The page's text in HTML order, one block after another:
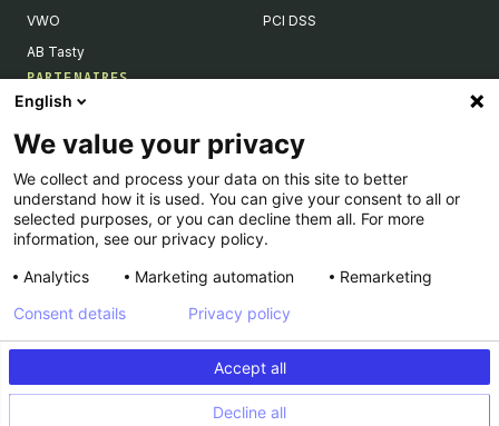
VWO
AB Tasty
PARTENAIRES
Devenir partenaires
Liste de nos intégrations
Agences Partenaires
PCI DSS
© Kameleoon — 2026 All rights Reserved
Privacy policy
English
We value your privacy
We collect and process your data on this site to better
understand how it is used. You can give your consent to all or
selected purposes, or you can decline them all. For more
information, see our privacy policy.
Analytics
Marketing automation Remarketing
Accept all
Decline all
Consent details Privacy policy